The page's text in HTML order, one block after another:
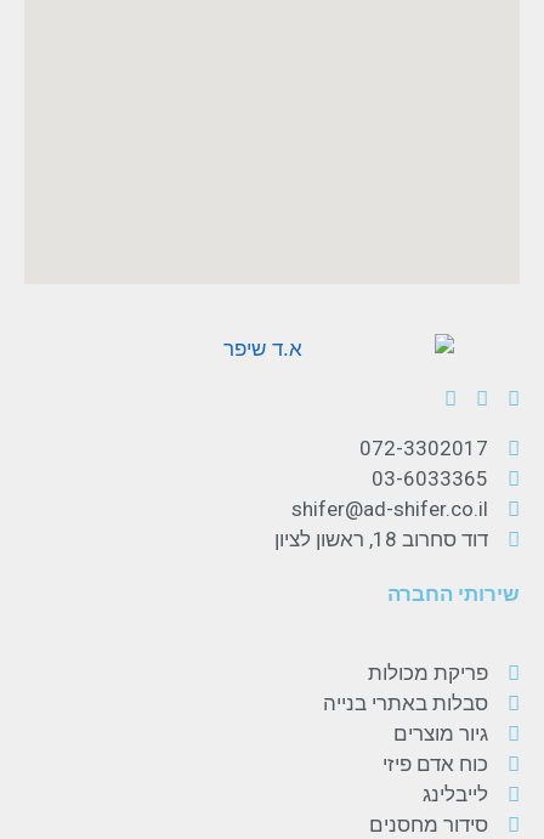
072-3302017
03-6033365
shifer@ad-shifer.co.il
דוד סחרוב 18, ראשון לציון
שירותי החברה
פריקת מכולות
סבלות באתרי בנייה
גיור מוצרים
כוח אדם פיזי
לייבלינג
סידור מחסנים